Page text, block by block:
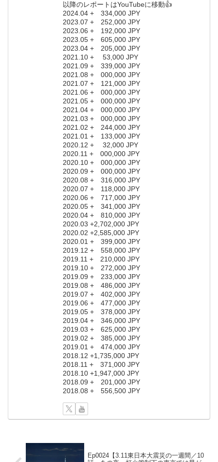
以降のレポートはYouTubeに移動👍
2024.04 + 334,000 JPY
2023.07 + 252,000 JPY
2023.06 + 192,000 JPY
2023.05 + 605,000 JPY
2023.04 + 205,000 JPY
2021.10 + 53,000 JPY
2021.09 + 339,000 JPY
2021.08 + 000,000 JPY
2021.07 + 121,000 JPY
2021.06 + 000,000 JPY
2021.05 + 000,000 JPY
2021.04 + 000,000 JPY
2021.03 + 000,000 JPY
2021.02 + 244,000 JPY
2021.01 + 133,000 JPY
2020.12 + 32,000 JPY
2020.11 + 000,000 JPY
2020.10 + 000,000 JPY
2020.09 + 000,000 JPY
2020.08 + 316,000 JPY
2020.07 + 118,000 JPY
2020.06 + 717,000 JPY
2020.05 + 341,000 JPY
2020.04 + 810,000 JPY
2020.03 +2,702,000 JPY
2020.02 +2,585,000 JPY
2020.01 + 399,000 JPY
2019.12 + 558,000 JPY
2019.11 + 210,000 JPY
2019.10 + 272,000 JPY
2019.09 + 233,000 JPY
2019.08 + 486,000 JPY
2019.07 + 402,000 JPY
2019.06 + 477,000 JPY
2019.05 + 378,000 JPY
2019.04 + 346,000 JPY
2019.03 + 625,000 JPY
2019.02 + 385,000 JPY
2019.01 + 474,000 JPY
2018.12 +1,735,000 JPY
2018.11 + 371,000 JPY
2018.10 +1,947,000 JPY
2018.09 + 201,000 JPY
2018.08 + 556,500 JPY
Ep0024【3.11東日本大震災の一週間／10